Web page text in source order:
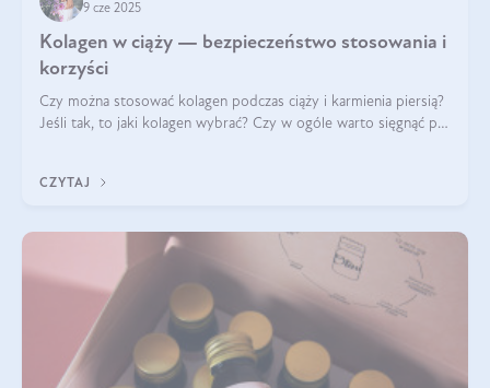
9 cze 2025
Kolagen w ciąży — bezpieczeństwo stosowania i
korzyści
Czy można stosować kolagen podczas ciąży i karmienia piersią?
Jeśli tak, to jaki kolagen wybrać? Czy w ogóle warto sięgnąć po
CZYTAJ